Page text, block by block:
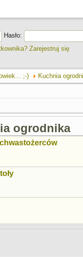
Hasło:
Zarejestruj się
;-) Kuchnia
ogrodnika